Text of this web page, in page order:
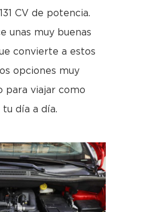
CV de potencia.
unas muy buenas
convierte a estos
opciones muy
para viajar como
día a día.